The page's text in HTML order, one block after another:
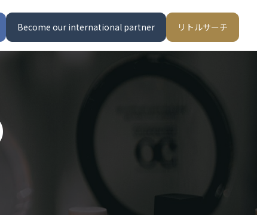
Become our international partner リトルサーチ